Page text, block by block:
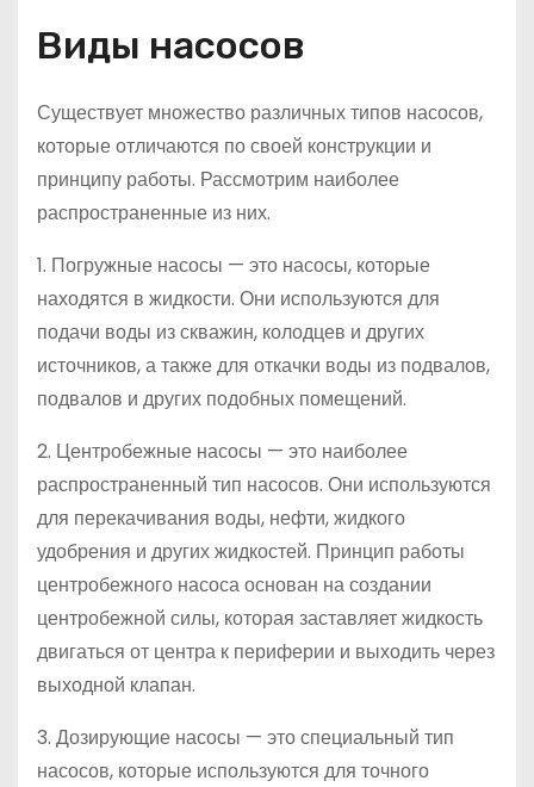
Виды насосов
Существует множество различных типов насосов,
которые отличаются по своей конструкции и
принципу работы. Рассмотрим наиболее
распространенные из них.
1. Погружные насосы — это насосы, которые
находятся в жидкости. Они используются для
подачи воды из скважин, колодцев и других
источников, а также для откачки воды из подвалов,
подвалов и других подобных помещений.
2. Центробежные насосы — это наиболее
распространенный тип насосов. Они используются
для перекачивания воды, нефти, жидкого
удобрения и других жидкостей. Принцип работы
центробежного насоса основан на создании
центробежной силы, которая заставляет жидкость
двигаться от центра к периферии и выходить через
выходной клапан.
3. Дозирующие насосы — это специальный тип
насосов, которые используются для точного